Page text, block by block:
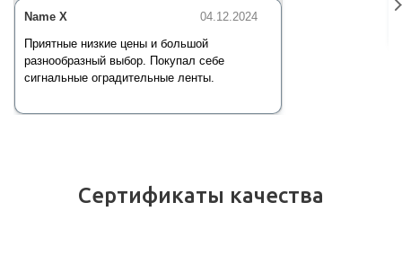
04.12.2024
Name X
Приятные низкие цены и большой
разнообразный выбор. Покупал себе
сигнальные оградительные ленты.
Сертификаты качества